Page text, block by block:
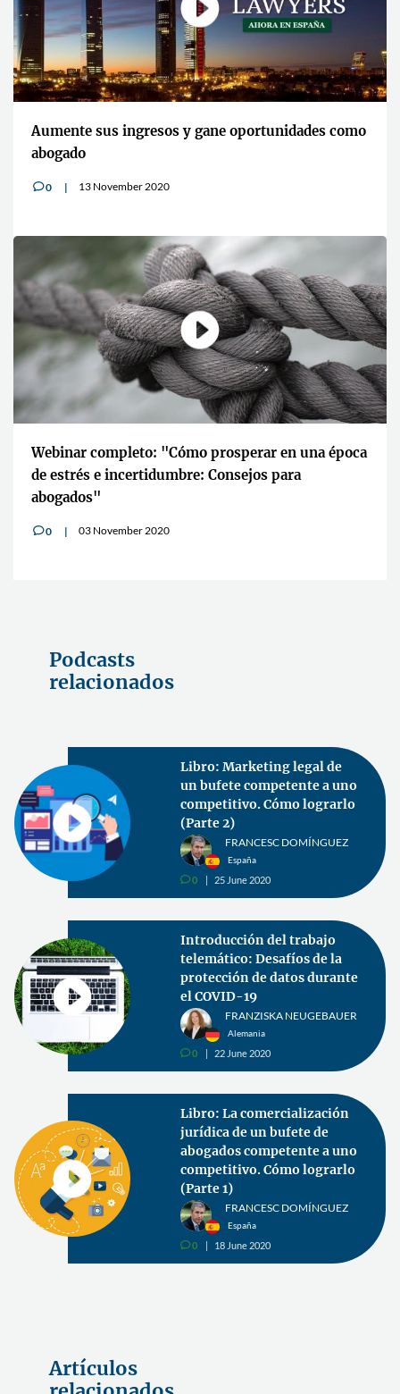
Aumente sus ingresos y gane oportunidades como
abogado
v0 13 November 2020
Webinar completo: "Cómo prosperar en una época
de estrés e incertidumbre: Consejos para
abogados"
v0 03 November 2020
Podcasts
relacionados
Libro: Marketing legal de
un bufete competente a uno
competitivo. Cómo lograrlo
(Parte 2)
FRANCESC DOMÍNGUEZ
España
v0 25 June 2020
Introducción del trabajo
telemático: Desafíos de la
protección de datos durante
el COVID-19
FRANZISKA NEUGEBAUER
Alemania
v0 22 June 2020
Libro: La comercialización
jurídica de un bufete de
abogados competente a uno
competitivo. Cómo lograrlo
(Parte 1)
FRANCESC DOMÍNGUEZ
España
v0 18 June 2020
Artículos